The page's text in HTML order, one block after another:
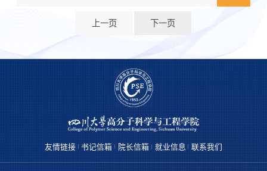
上一页 下一页
友情链接 书记信箱 院长信箱 就业信息 联系我们